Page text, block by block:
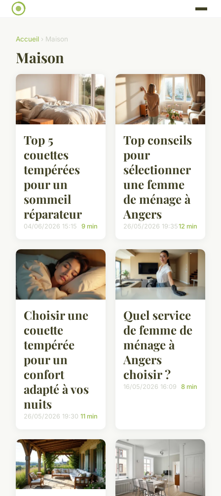
Accueil › Maison
Maison
Top 5
couettes
tempérées
pour un
sommeil
réparateur
04/06/2026 15:15 9 min
Top conseils
pour
sélectionner
une femme
de ménage à
Angers
26/05/2026 19:3512 min
Choisir une
couette
tempérée
pour un
confort
adapté à vos
nuits
26/05/2026 19:30 11 min
Quel service
de femme de
ménage à
Angers
choisir ?
16/05/2026 16:09 8 min